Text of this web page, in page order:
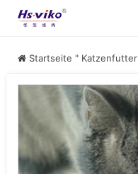
Startseite " Katzenfutter